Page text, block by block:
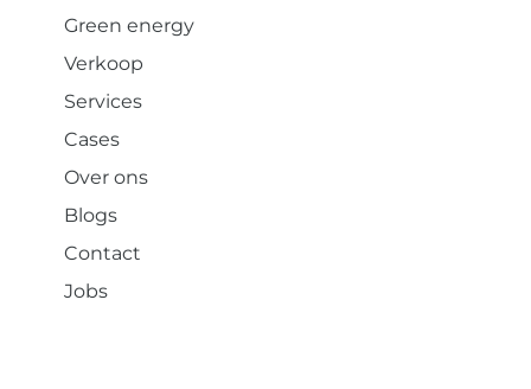
Green energy
Verkoop
Services
Cases
Over ons
Blogs
Contact
Jobs